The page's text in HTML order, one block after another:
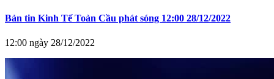
Bản tin Kinh Tế Toàn Cầu phát sóng 12:00 28/12/2022
12:00 ngày 28/12/2022